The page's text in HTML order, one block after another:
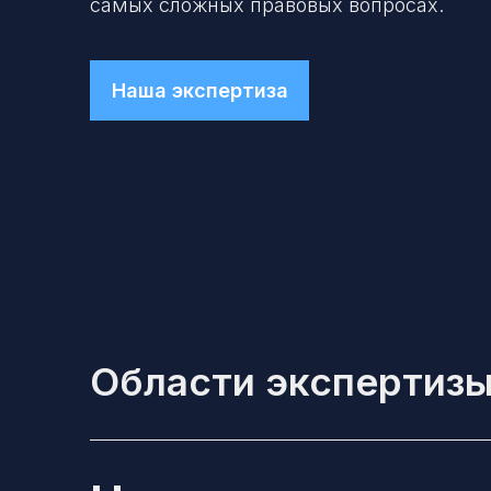
самых сложных правовых вопросах.
Наша экспертиза
Области